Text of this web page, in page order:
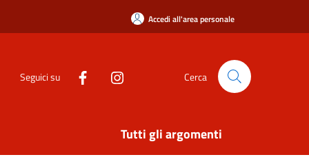
Accedi all'area personale
Seguici su Cerca
Tutti gli argomenti